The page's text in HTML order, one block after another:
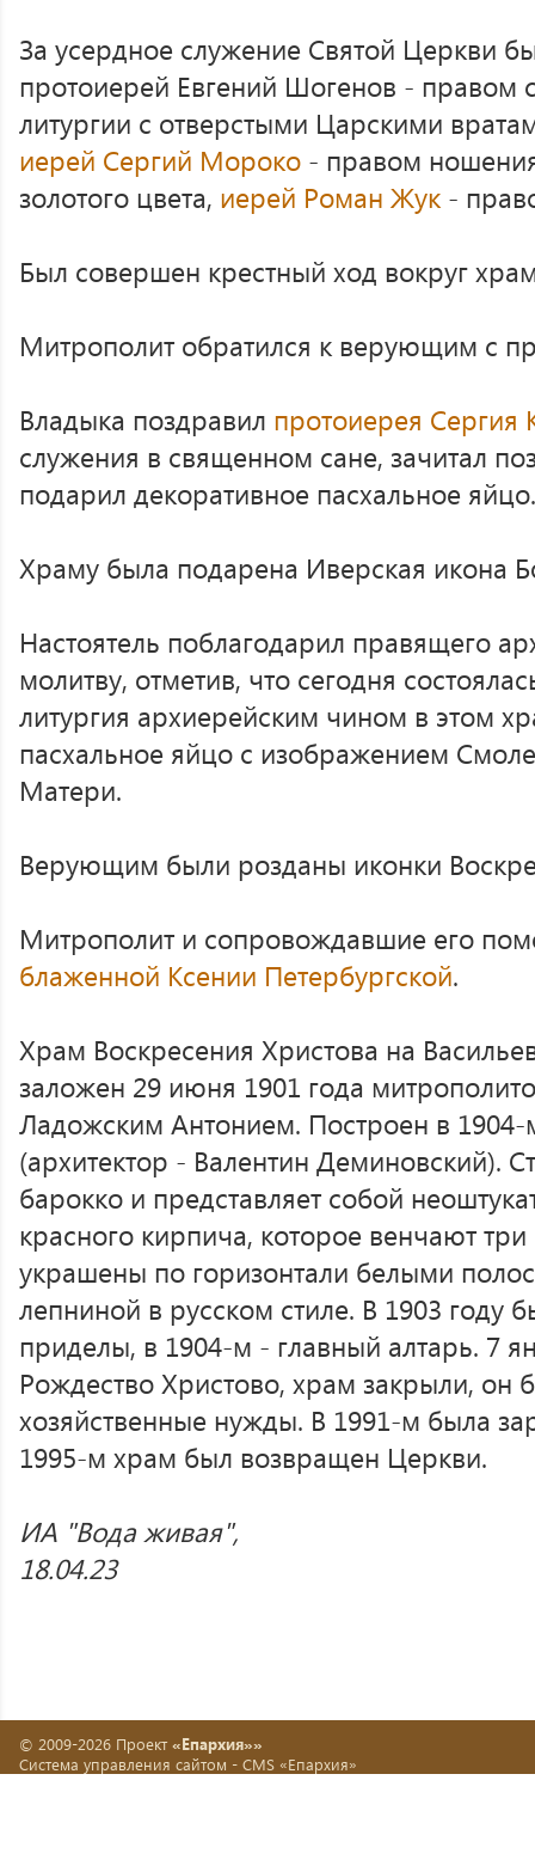
За усердное служение Святой Церкви
протоиерей Евгений Шогенов - правом
литургии с отверстыми Царскими
иерей Сергий Мороко - правом
золотого цвета, иерей Роман Жук -
Был совершен крестный ход вокруг
Митрополит обратился к верующим с
Владыка поздравил протоиерея Сергия
служения в священном сане, зачитал
подарил декоративное пасхальное яйцо.
Храму была подарена Иверская икона
Настоятель поблагодарил правящего
молитву, отметив, что сегодня
литургия архиерейским чином в этом
пасхальное яйцо с изображением
Матери.
Верующим были розданы иконки
Митрополит и сопровождавшие его
блаженной Ксении Петербургской.
Храм Воскресения Христова на
заложен 29 июня 1901 года
Ладожским Антонием. Построен в 1904-
(архитектор - Валентин Деминовский).
барокко и представляет собой
красного кирпича, которое венчают
украшены по горизонтали белыми
лепниной в русском стиле. В 1903 году
приделы, в 1904-м - главный алтарь. 7
Рождество Христово, храм закрыли, он
хозяйственные нужды. В 1991-м была
1995-м храм был возвращен Церкви.
ИА "Вода живая",
18.04.23
© 2009-2026 Проект «Епархия»»
Система управления сайтом - CMS «Епархия»